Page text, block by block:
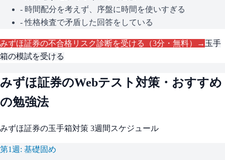
- 時間配分を考えず、序盤に時間を使いすぎる
- 性格検査で矛盾した回答をしている
みずほ証券の不合格リスク診断を受ける（3分・無料）→ 玉手
箱の模試を受ける
みずほ証券のWebテスト対策・おすすめ
の勉強法
みずほ証券の玉手箱対策 3週間スケジュール
第1週: 基礎固め